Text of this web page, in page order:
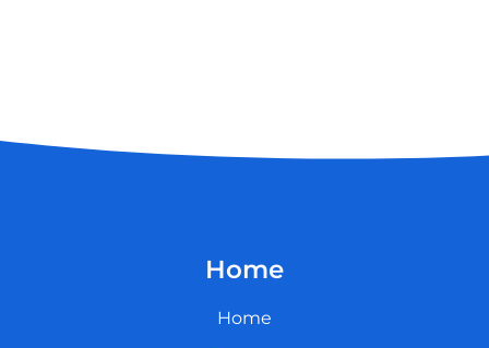
Home
Home